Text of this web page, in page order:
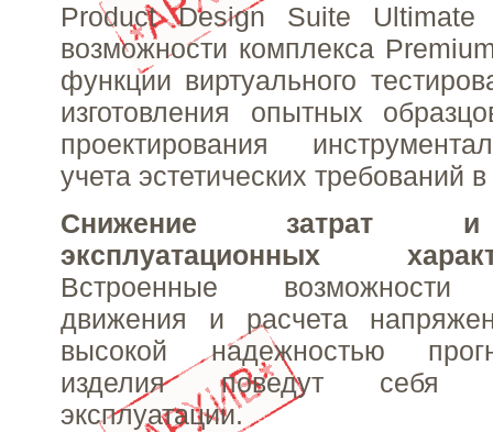
Product Design Suite Ultimate
возможности комплекса
функции виртуального
изготовления опытных
проектирования
учета эстетических требований
Снижение затрат и
эксплуатационных
Встроенные возможности
движения и расчета
высокой надежностью
изделия поведут себя
эксплуатации.